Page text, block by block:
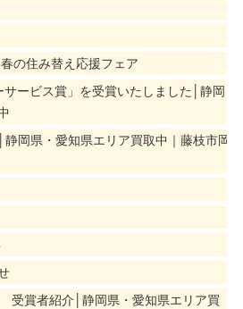
の住み替え応援フェア
サービス賞」を受賞いたしました│静岡
岡県・愛知県エリア買取中｜藤枝市岡
受賞者紹介│静岡県・愛知県エリア買